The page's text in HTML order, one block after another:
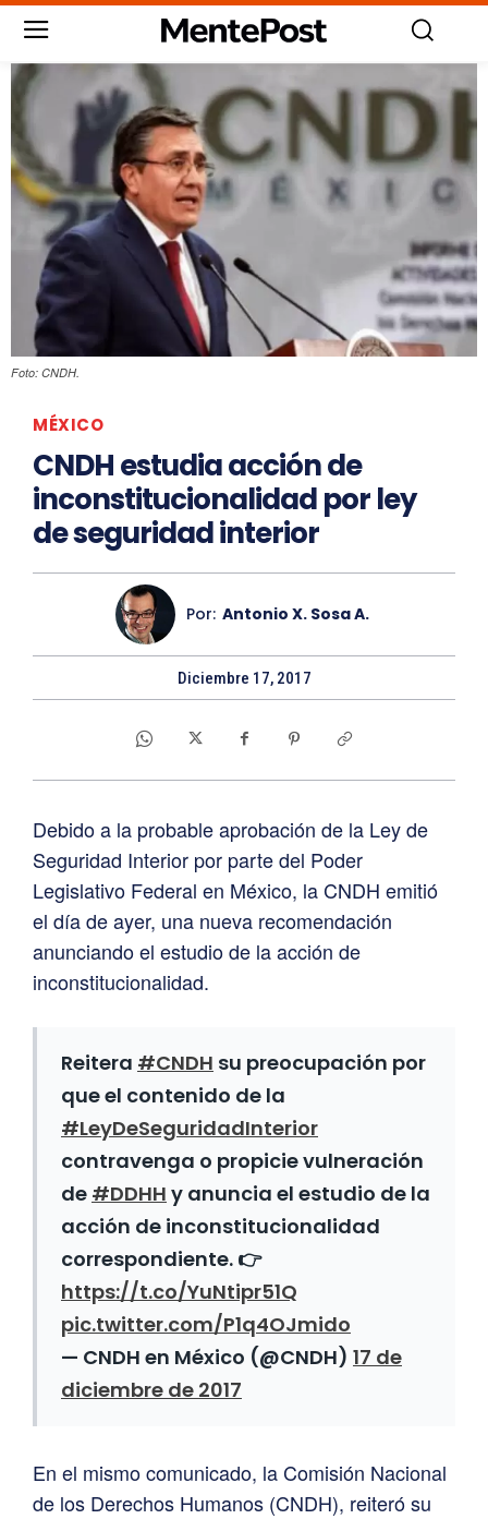
Foto: CNDH.
MÉXICO
CNDH estudia acción de
inconstitucionalidad por ley
de seguridad interior
Por: Antonio X. Sosa A.
Diciembre 17, 2017
Debido a la probable aprobación de la Ley de
Seguridad Interior por parte del Poder
Legislativo Federal en México, la CNDH emitió
el día de ayer, una nueva recomendación
anunciando el estudio de la acción de
inconstitucionalidad.
Reitera #CNDH su preocupación por
que el contenido de la
#LeyDeSeguridadInterior
contravenga o propicie vulneración
de #DDHH y anuncia el estudio de la
acción de inconstitucionalidad
correspondiente. 👉
https://t.co/YuNtipr51Q
pic.twitter.com/P1q4OJmido
— CNDH en México (@CNDH) 17 de
diciembre de 2017
En el mismo comunicado, la Comisión Nacional
de los Derechos Humanos (CNDH), reiteró su